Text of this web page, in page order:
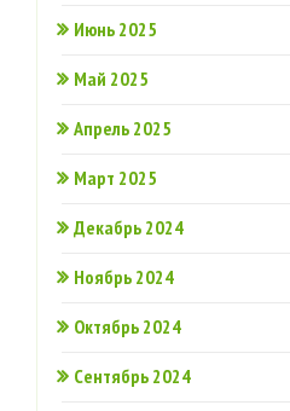
Июнь 2025
Май 2025
Апрель 2025
Март 2025
Декабрь 2024
Ноябрь 2024
Октябрь 2024
Сентябрь 2024